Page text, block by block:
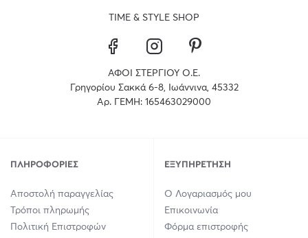
TIME & STYLE SHOP
ΑΦΟΙ ΣΤΕΡΓΙΟΥ Ο.Ε.
Γρηγορίου Σακκά 6-8, Ιωάννινα, 45332
Αρ. ΓΕΜΗ: 165463029000
ΠΛΗΡΟΦΟΡΊΕΣ
Αποστολή παραγγελίας
Τρόποι πληρωμής
Πολιτική Επιστροφών
ΕΞΥΠΗΡΈΤΗΣΗ
Ο Λογαριασμός μου
Επικοινωνία
Φόρμα επιστροφής